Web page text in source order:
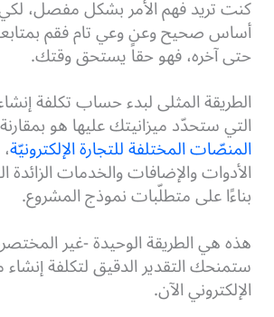
كنت تريد فهم الأمر بشكل مفصل،
أساس صحيح وعن وعي تام فقم
حتى آخره، فهو حقاً يستحق وقتك.
الطريقة المثلى لبدء حساب تكلفة
التي ستحدّد ميزانيتك عليها هو
المنصّات المختلفة للتجارة الإلكترونيّة
الأدوات والإضافات والخدمات الزائدة
بناءًا على متطلّبات نموذج المشروع.
هذه هي الطريقة الوحيدة -غير
ستمنحك التقدير الدقيق لتكلفة
الإلكتروني الآن.